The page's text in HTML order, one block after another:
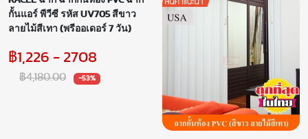
กั้นแอร์ พีวีซี รหัส UV705 สีขาว
ลายไม้สีเทา (พรีออเดอร์ 7 วัน)
฿1,226 - 2708
฿4,180.00 -53%